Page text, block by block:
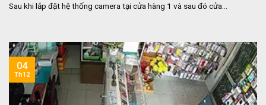
Sau khi lắp đặt hệ thống camera tại cửa hàng 1 và sau đó cửa...
04
Th12